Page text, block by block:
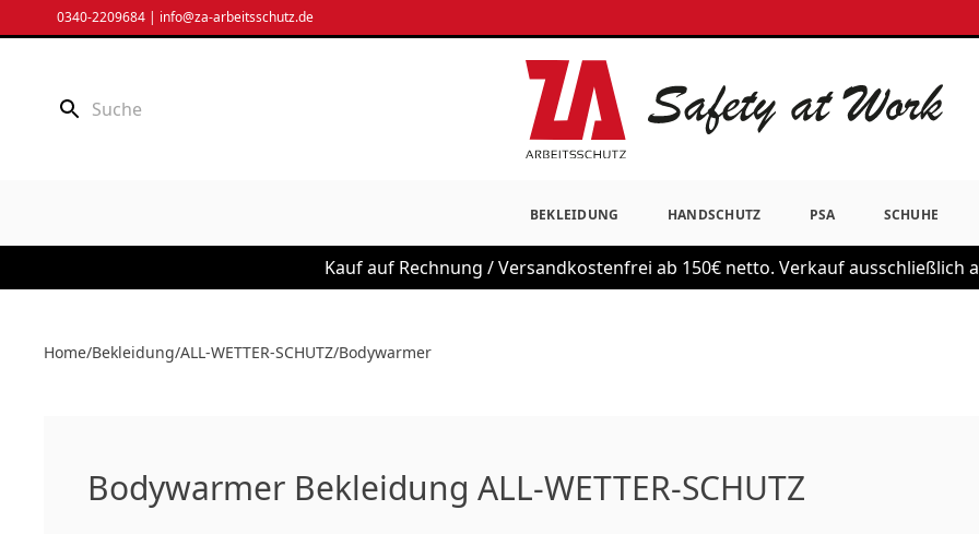
Inhalt
0340-2209684 | info@za-arbeitsschutz.de
BEKLEIDUNG HANDSCHUTZ PSA SCHUHE
Kauf auf Rechnung / Versandkostenfrei ab 150€ netto. Verkauf ausschließlich
Home/Bekleidung/ALL-WETTER-SCHUTZ/Bodywarmer
Bodywarmer Bekleidung ALL-WETTER-SCHUTZ